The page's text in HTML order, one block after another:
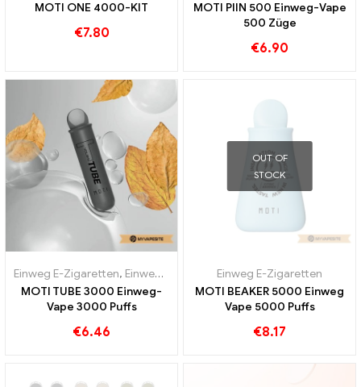
MOTI ONE 4000-KIT
€7.80
MOTI PIIN 500 Einweg-Vape
500 Züge
€6.90
Einweg E-Zigaretten, Einweg-E-Zigaretten Österreich ,Einweg-E-
MOTI TUBE 3000 Einweg-
Vape 3000 Puffs
€6.46
OUT OF
STOCK
Einweg E-Zigaretten
MOTI BEAKER 5000 Einweg
Vape 5000 Puffs
€8.17